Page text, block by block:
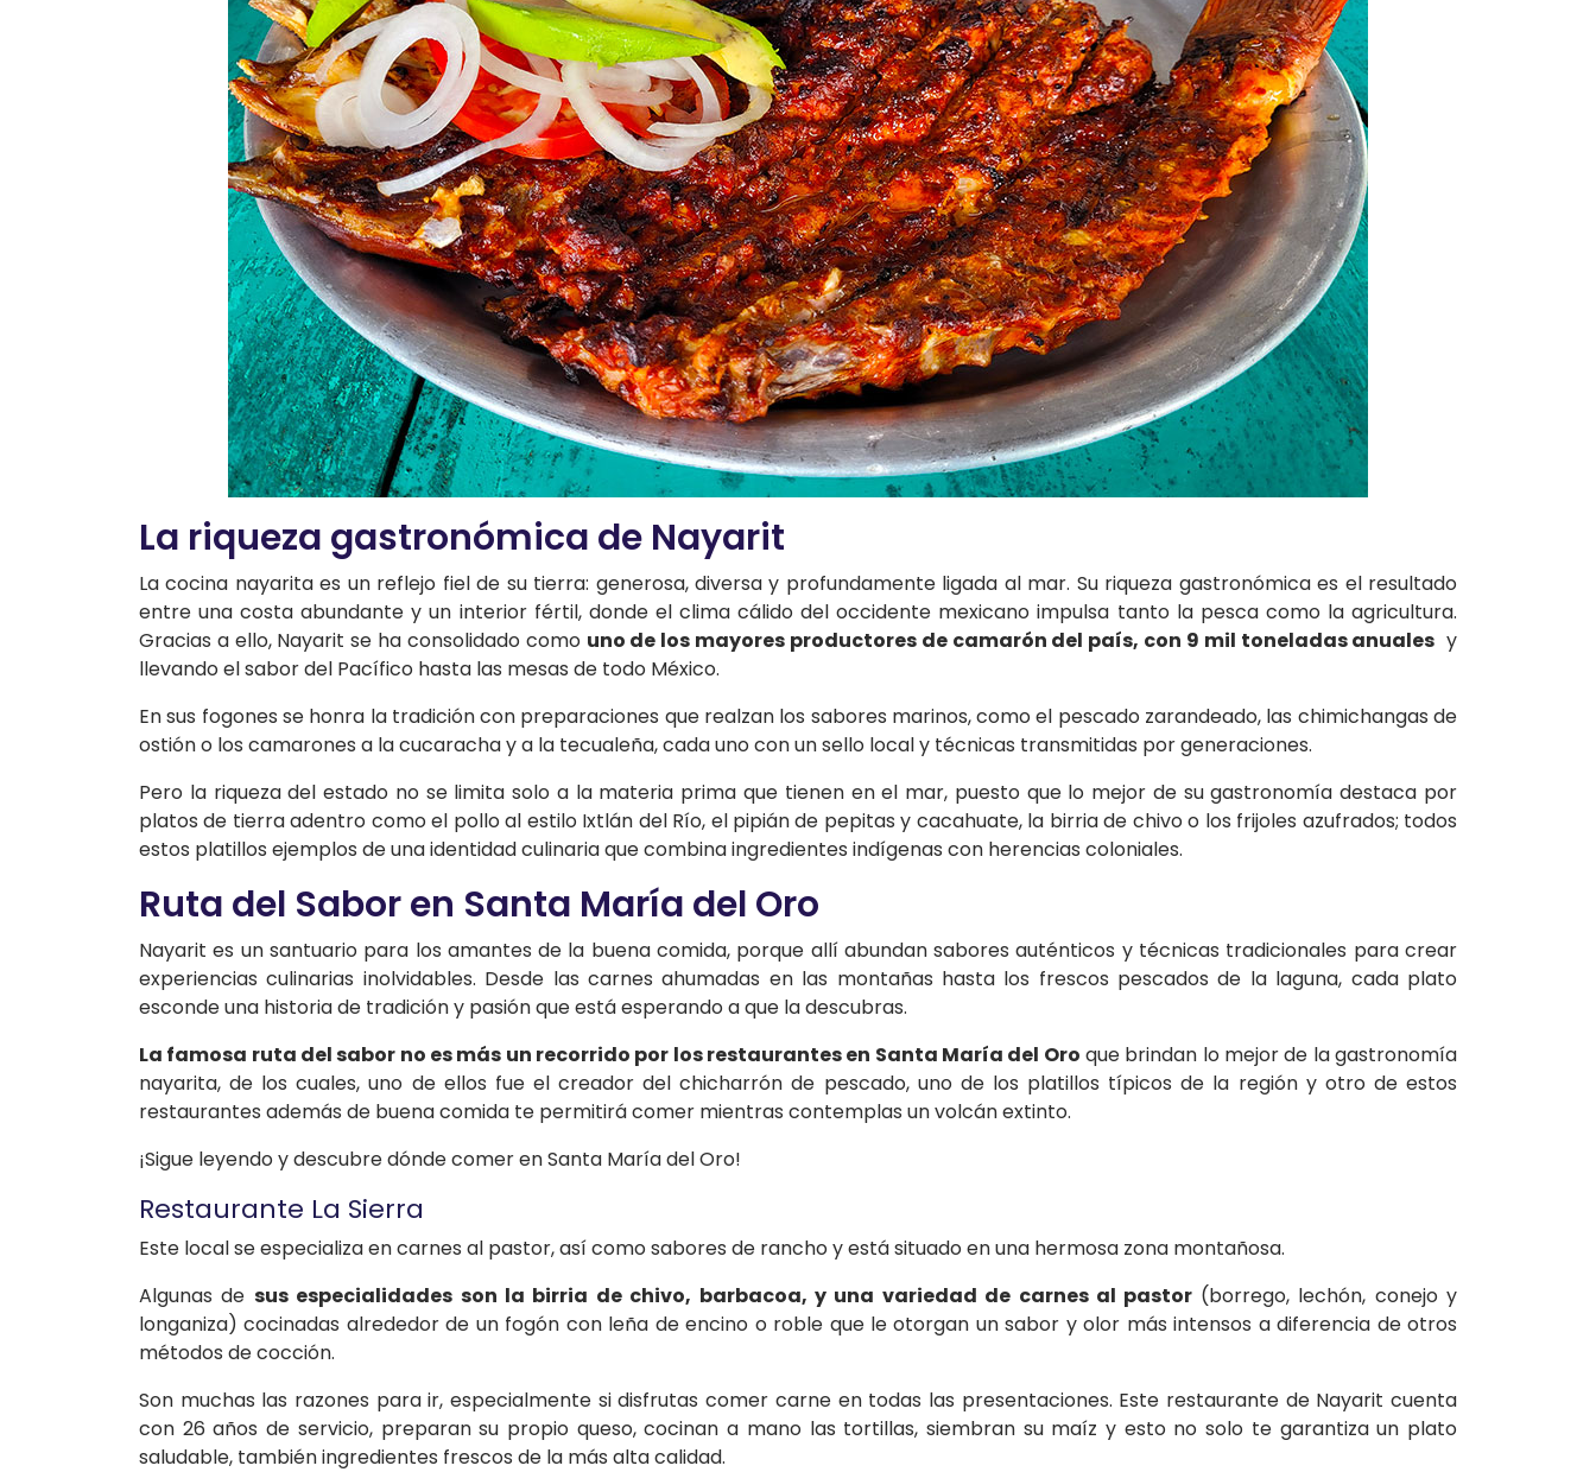
La riqueza gastronómica de Nayarit
La cocina nayarita es un reflejo fiel de su tierra: generosa, diversa y profundamente ligada al mar. Su riqueza gastronómica es el resultado
entre una costa abundante y un interior fértil, donde el clima cálido del occidente mexicano impulsa tanto la pesca como la agricultura.
Gracias a ello, Nayarit se ha consolidado como uno de los mayores productores de camarón del país, con 9 mil toneladas anuales y
llevando el sabor del Pacífico hasta las mesas de todo México.
En sus fogones se honra la tradición con preparaciones que realzan los sabores marinos, como el pescado zarandeado, las chimichangas de
ostión o los camarones a la cucaracha y a la tecualeña, cada uno con un sello local y técnicas transmitidas por generaciones.
Pero la riqueza del estado no se limita solo a la materia prima que tienen en el mar, puesto que lo mejor de su gastronomía destaca por
platos de tierra adentro como el pollo al estilo Ixtlán del Río, el pipián de pepitas y cacahuate, la birria de chivo o los frijoles azufrados; todos
estos platillos ejemplos de una identidad culinaria que combina ingredientes indígenas con herencias coloniales.
Ruta del Sabor en Santa María del Oro
Nayarit es un santuario para los amantes de la buena comida, porque allí abundan sabores auténticos y técnicas tradicionales para crear
experiencias culinarias inolvidables. Desde las carnes ahumadas en las montañas hasta los frescos pescados de la laguna, cada plato
esconde una historia de tradición y pasión que está esperando a que la descubras.
La famosa ruta del sabor no es más un recorrido por los restaurantes en Santa María del Oro que brindan lo mejor de la gastronomía
nayarita, de los cuales, uno de ellos fue el creador del chicharrón de pescado, uno de los platillos típicos de la región y otro de estos
restaurantes además de buena comida te permitirá comer mientras contemplas un volcán extinto.
¡Sigue leyendo y descubre dónde comer en Santa María del Oro!
Restaurante La Sierra
Este local se especializa en carnes al pastor, así como sabores de rancho y está situado en una hermosa zona montañosa.
Algunas de sus especialidades son la birria de chivo, barbacoa, y una variedad de carnes al pastor (borrego, lechón, conejo y
longaniza) cocinadas alrededor de un fogón con leña de encino o roble que le otorgan un sabor y olor más intensos a diferencia de otros
métodos de cocción.
Son muchas las razones para ir, especialmente si disfrutas comer carne en todas las presentaciones. Este restaurante de Nayarit cuenta
con 26 años de servicio, preparan su propio queso, cocinan a mano las tortillas, siembran su maíz y esto no solo te garantiza un plato
saludable, también ingredientes frescos de la más alta calidad.